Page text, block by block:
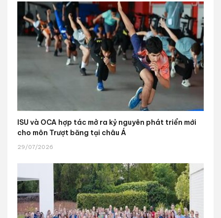
ISU và OCA hợp tác mở ra kỷ nguyên phát triển mới
cho môn Trượt băng tại châu Á
29/07/2026